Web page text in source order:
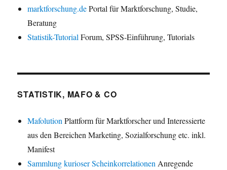
marktforschung.dePortal für Marktforschung, Studie,
Beratung
Statistik-Tutorial Forum, SPSS-Einführung, Tutorials
STATISTIK, MAFO & CO
Mafolution Plattform für Marktforscher und Interessierte
aus den Bereichen Marketing, Sozialforschung etc. inkl.
Manifest
Sammlung kurioser Scheinkorrelationen Anregende